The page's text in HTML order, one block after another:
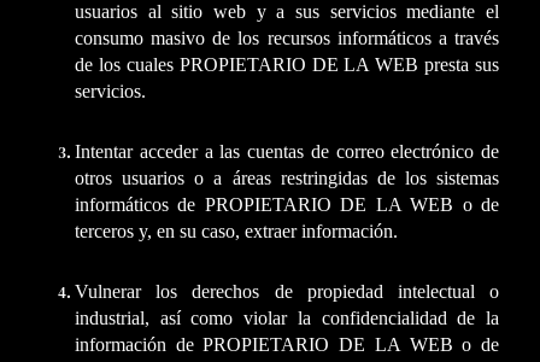
usuarios al sitio web y a sus servicios mediante el
consumo masivo de los recursos informáticos a través
de los cuales PROPIETARIO DE LA WEB presta sus
servicios.
Intentar acceder a las cuentas de correo electrónico de
otros usuarios o a áreas restringidas de los sistemas
informáticos de PROPIETARIO DE LA WEB o de
terceros y, en su caso, extraer información.
Vulnerar los derechos de propiedad intelectual o
industrial, así como violar la confidencialidad de la
información de PROPIETARIO DE LA WEB o de